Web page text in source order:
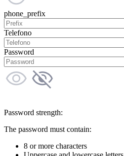
phone_prefix
Telefono
Password
Password strength:
The password must contain:
8 or more characters